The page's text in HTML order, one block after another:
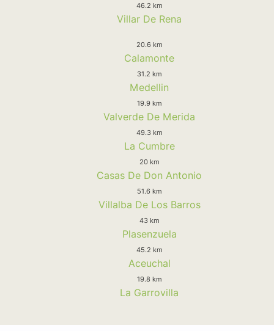
46.2 km
Villar De Rena
20.6 km
Calamonte
31.2 km
Medellin
19.9 km
Valverde De Merida
49.3 km
La Cumbre
20 km
Casas De Don Antonio
51.6 km
Villalba De Los Barros
43 km
Plasenzuela
45.2 km
Aceuchal
19.8 km
La Garrovilla